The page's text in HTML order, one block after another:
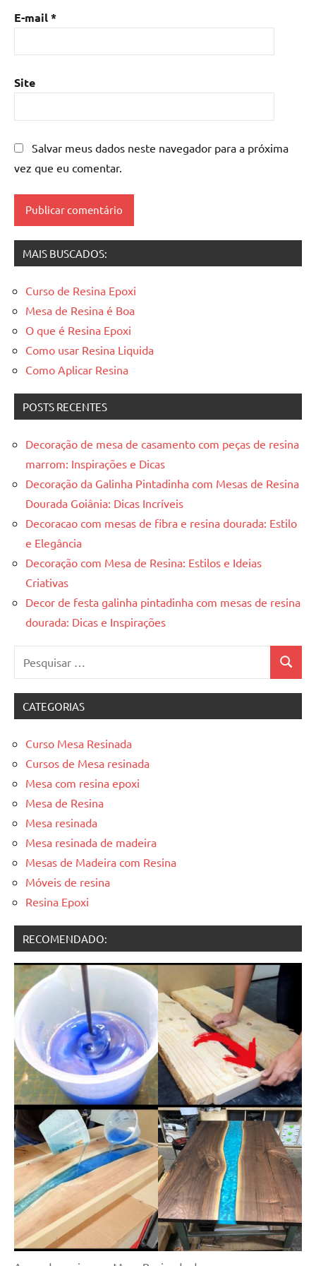
de
epoxi,
mesa
resinada,
madeira
mesas
resinadas
E-mail*
Site
Salvar meus dados neste navegador para a próxima
vez que eu comentar.
MAIS BUSCADOS:
Curso de Resina Epoxi
Mesa de Resina é Boa
O que é Resina Epoxi
Como usar Resina Liquida
Como Aplicar Resina
POSTS RECENTES
Decoração de mesa de casamento com peças de resina
marrom: Inspirações e Dicas
Decoração da Galinha Pintadinha com Mesas de Resina
Dourada Goiânia: Dicas Incríveis
Decoracao com mesas de fibra e resina dourada: Estilo
e Elegância
Decoração com Mesa de Resina: Estilos e Ideias
Criativas
Decor de festa galinha pintadinha com mesas de resina
dourada: Dicas e Inspirações
CATEGORIAS
Curso Mesa Resinada
Cursos de Mesa resinada
Mesa com resina epoxi
Mesa de Resina
Mesa resinada
Mesa resinada de madeira
Mesas de Madeira com Resina
Móveis de resina
Resina Epoxi
RECOMENDADO: